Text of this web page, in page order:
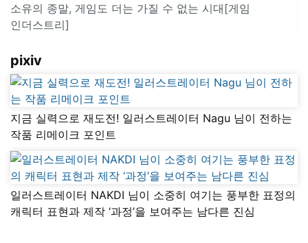
소유의 종말, 게임도 더는 가질 수 없는 시대[게임
인더스트리]
pixiv
지금 실력으로 재도전! 일러스트레이터 Nagu 님이 전하는
작품 리메이크 포인트
일러스트레이터 NAKDI 님이 소중히 여기는 풍부한 표정의
캐릭터 표현과 제작 ‘과정’을 보여주는 남다른 진심